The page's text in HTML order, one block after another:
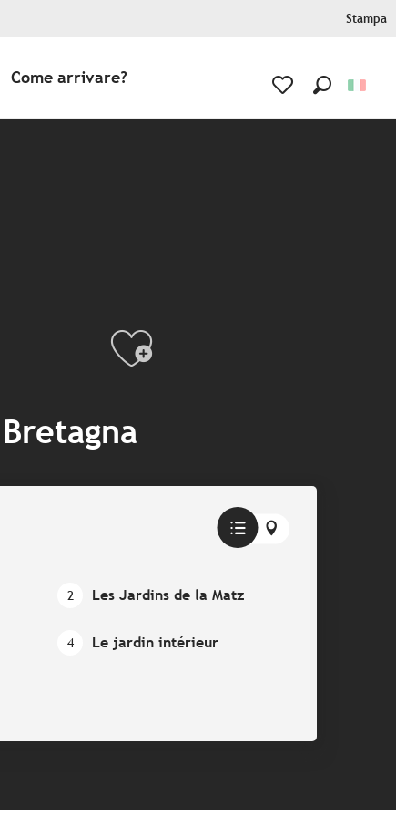
Stampa
Come arrivare?
Ajouter
2 Les Jardins de la Matz
4 Le jardin intérieur